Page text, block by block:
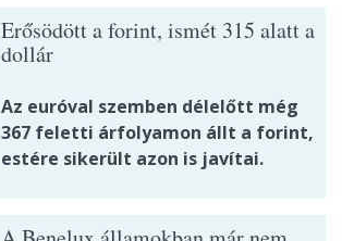
Erősödött a forint, ismét 315 alatt a
dollár
Az euróval szemben délelőtt még
367 feletti árfolyamon állt a forint,
estére sikerült azon is javítai.